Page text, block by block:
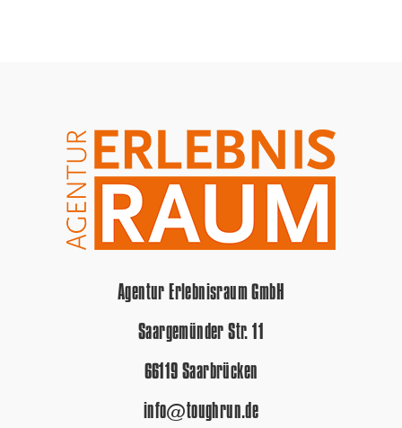
Agentur Erlebnisraum GmbH
Saargemünder Str. 11
66119 Saarbrücken
info@toughrun.de